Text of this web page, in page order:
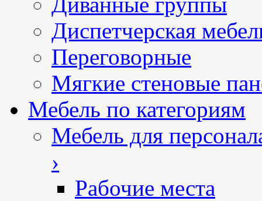
Диспетчерская
Переговорные
Мягкие стеновые
Мебель по категориям
Мебель для
›
Рабочие места